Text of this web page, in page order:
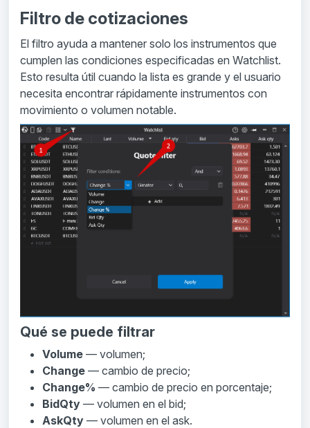
Filtro de cotizaciones
El filtro ayuda a mantener solo los instrumentos que
cumplen las condiciones especificadas en Watchlist.
Esto resulta útil cuando la lista es grande y el usuario
necesita encontrar rápidamente instrumentos con
movimiento o volumen notable.
Qué se puede filtrar
Volume — volumen;
Change — cambio de precio;
Change% — cambio de precio en porcentaje;
BidQty — volumen en el bid;
AskQty — volumen en el ask.